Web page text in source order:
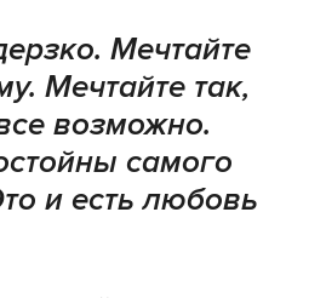
Мечтайте
Мечтайте так,
возможно.
самого
и есть любовь